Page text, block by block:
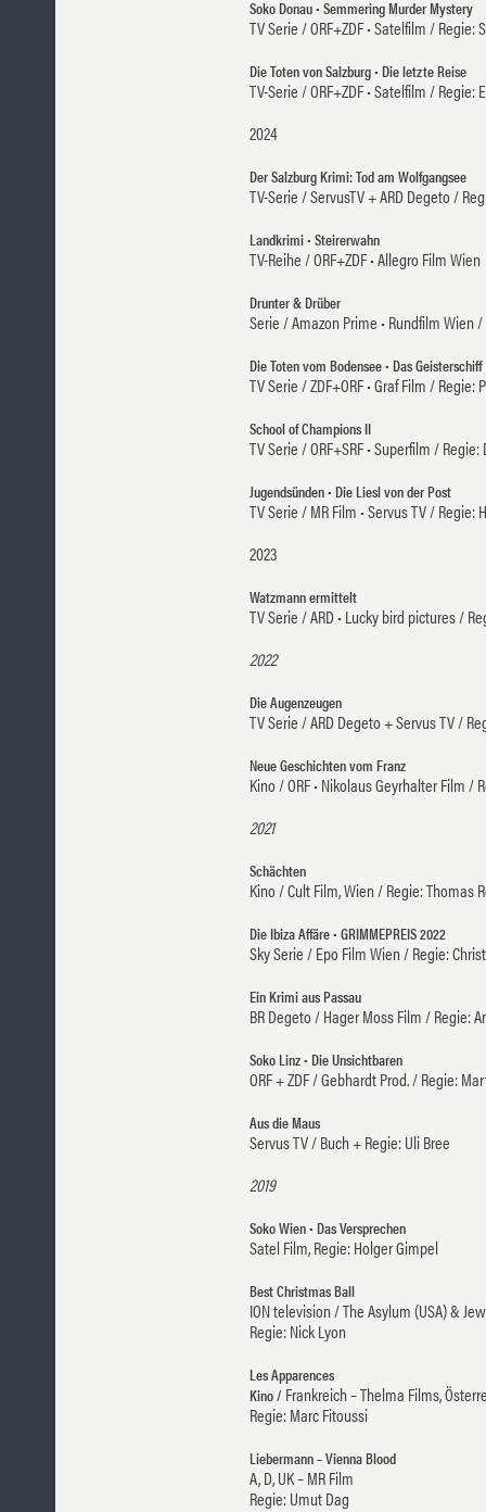
Soko Donau • Semmering Murder Mystery
TV Serie / ORF+ZDF • Satelfilm / Regie:
Die Toten von Salzburg • Die letzte Reise
TV-Serie / ORF+ZDF • Satelfilm /
2024
Der Salzburg Krimi: Tod am Wolfgangsee
TV-Serie / ServusTV + ARD Degeto /
Landkrimi • Steirerwahn
TV-Reihe / ORF+ZDF • Allegro Film
Drunter & Drüber
Serie / Amazon Prime • Rundfilm Wien
Die Toten vom Bodensee • Das Geisterschiff
TV Serie / ZDF+ORF • Graf Film / Regie:
School of Champions II
TV Serie / ORF+SRF • Superfilm /
Jugendsünden • Die Liesl von der Post
TV Serie / MR Film • Servus TV / Regie:
2023
Watzmann ermittelt
TV Serie / ARD • Lucky bird pictures /
2022
Die Augenzeugen
TV Serie / ARD Degeto + Servus TV /
Neue Geschichten vom Franz
Kino / ORF • Nikolaus Geyrhalter Film /
2021
Schächten
Kino / Cult Film, Wien / Regie: Thomas
Die Ibiza Affäre • GRIMMEPREIS 2022
Sky Serie / Epo Film Wien / Regie:
Ein Krimi aus Passau
BR Degeto / Hager Moss Film / Regie:
Soko Linz • Die Unsichtbaren
ORF + ZDF / Gebhardt Prod. / Regie:
Aus die Maus
Servus TV / Buch + Regie: Uli Bree
2019
Soko Wien • Das Versprechen
Satel Film, Regie: Holger Gimpel
Best Christmas Ball
ION television / The Asylum (USA) &
Regie: Nick Lyon
Les Apparences
Kino / Frankreich – Thelma Films,
Regie: Marc Fitoussi
Liebermann – Vienna Blood
A, D, UK – MR Film
Regie: Umut Dag